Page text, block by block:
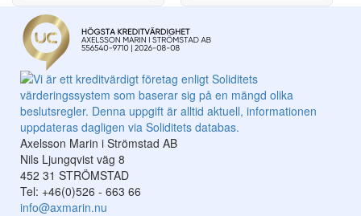
Axelsson Marin i Strömstad AB
Nils Ljungqvist väg 8
452 31 STRÖMSTAD
Tel: +46(0)526 - 663 66
info@axmarin.nu